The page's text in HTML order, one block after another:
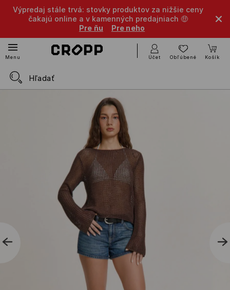
Výpredaj stále trvá: stovky produktov za nižšie ceny
čakajú online a v kamenných predajniach 🤑
Pre ňu
Pre neho
Menu Účet Obľúbené Košík